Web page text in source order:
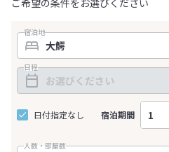
ご希望の条件をお選びください
宿泊地
日程
日付指定なし 宿泊期間
人数・部屋数